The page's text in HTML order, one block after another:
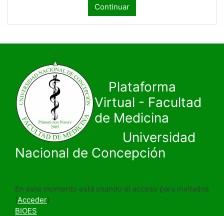
Continuar
Plataforma
Virtual - Facultad
de Medicina
Universidad
Nacional de Concepción
En este momento está usando el acceso para invitados
(Acceder)
BIOES